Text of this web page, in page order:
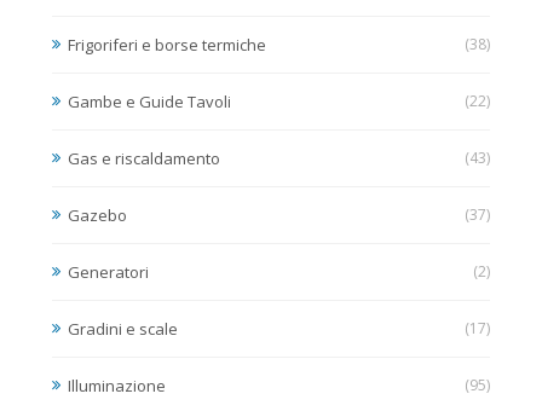
Frigoriferi e borse termiche (38)
Gambe e Guide Tavoli (22)
Gas e riscaldamento (43)
Gazebo (37)
Generatori (2)
Gradini e scale (17)
Illuminazione (95)